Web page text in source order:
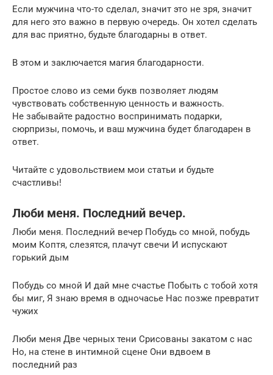
Если мужчина что-то сделал, значит это не зря, значит
для него это важно в первую очередь. Он хотел сделать
для вас приятно, будьте благодарны в ответ.
В этом и заключается магия благодарности.
Простое слово из семи букв позволяет людям
чувствовать собственную ценность и важность.
Не забывайте радостно воспринимать подарки,
сюрпризы, помочь, и ваш мужчина будет благодарен в
ответ.
Читайте с удовольствием мои статьи и будьте
счастливы!
Люби меня. Последний вечер.
Люби меня. Последний вечер Побудь со мной, побудь
моим Коптя, слезятся, плачут свечи И испускают
горький дым
Побудь со мной И дай мне счастье Побыть с тобой хотя
бы миг, Я знаю время в одночасье Нас позже превратит
чужих
Люби меня Две черных тени Срисованы закатом с нас
Но, на стене в интимной сцене Они вдвоем в
последний раз